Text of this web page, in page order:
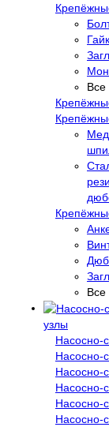
Все
Все
узлы
Насосно-
Насосно-
Насосно-
Насосно-
Насосно-
Насосно-